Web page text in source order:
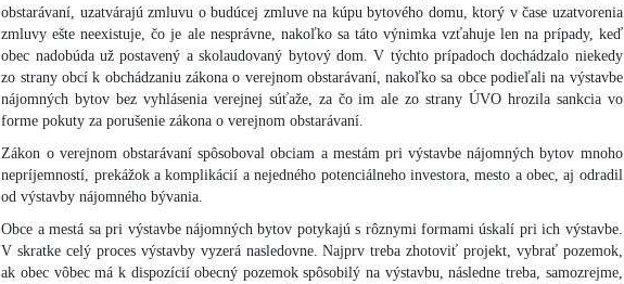
obstarávaní, uzatvárajú zmluvu o budúcej zmluve na kúpu bytového domu, ktorý v čase uzatvorenia
zmluvy ešte neexistuje, čo je ale nesprávne, nakoľko sa táto výnimka vzťahuje len na prípady, keď
obec nadobúda už postavený a skolaudovaný bytový dom. V týchto prípadoch dochádzalo niekedy
zo strany obcí k obchádzaniu zákona o verejnom obstarávaní, nakoľko sa obce podieľali na výstavbe
nájomných bytov bez vyhlásenia verejnej súťaže, za čo im ale zo strany ÚVO hrozila sankcia vo
forme pokuty za porušenie zákona o verejnom obstarávaní.
Zákon o verejnom obstarávaní spôsoboval obciam a mestám pri výstavbe nájomných bytov mnoho
nepríjemností, prekážok a komplikácií a nejedného potenciálneho investora, mesto a obec, aj odradil
od výstavby nájomného bývania.
Obce a mestá sa pri výstavbe nájomných bytov potykajú s rôznymi formami úskalí pri ich výstavbe.
V skratke celý proces výstavby vyzerá nasledovne. Najprv treba zhotoviť projekt, vybrať pozemok,
ak obec vôbec má k dispozícií obecný pozemok spôsobilý na výstavbu, následne treba, samozrejme,